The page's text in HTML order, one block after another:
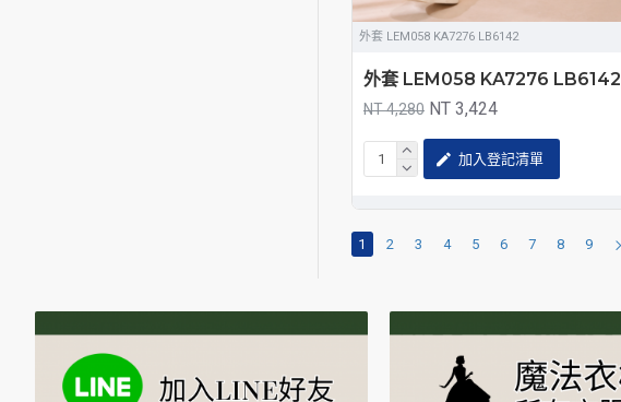
外套 LEM058 KA7276 LB6142
外套 LEM058 KA7276 LB6142
NT 4,280 NT 3,424
加入登記清單
1 2 3 4 5 6 7 8 9